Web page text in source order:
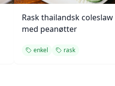
Rask thailandsk coleslaw
med peanøtter
enkel rask